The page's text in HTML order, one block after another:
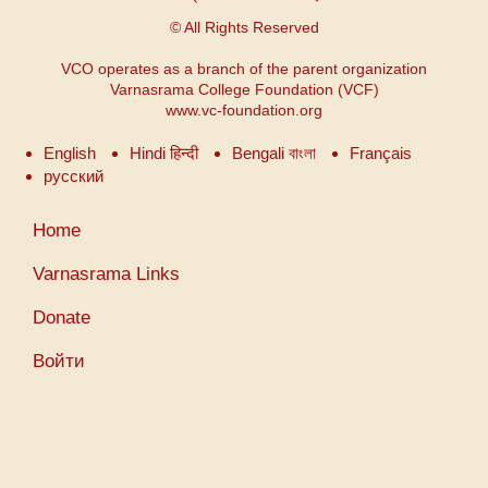
© All Rights Reserved
VCO operates as a branch of the parent organization
Varnasrama College Foundation (VCF)
www.vc-foundation.org
English Hindi हिन्दी Bengali বাংলা
Français
русский
Меню
записи
Home
Varnasrama Links
Donate
Войти